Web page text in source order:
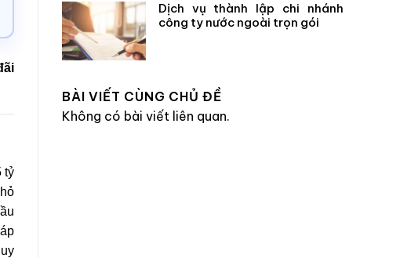
tỷ
Dịch vụ thành lập chi nhánh
công ty nước ngoài trọn gói
BÀI VIẾT CÙNG CHỦ ĐỀ
Không có bài viết liên quan.